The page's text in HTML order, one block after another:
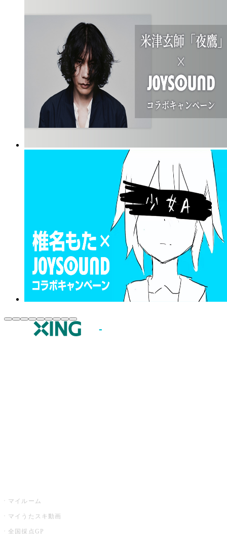
マイルーム
マイうたスキ動画
全国採点GP